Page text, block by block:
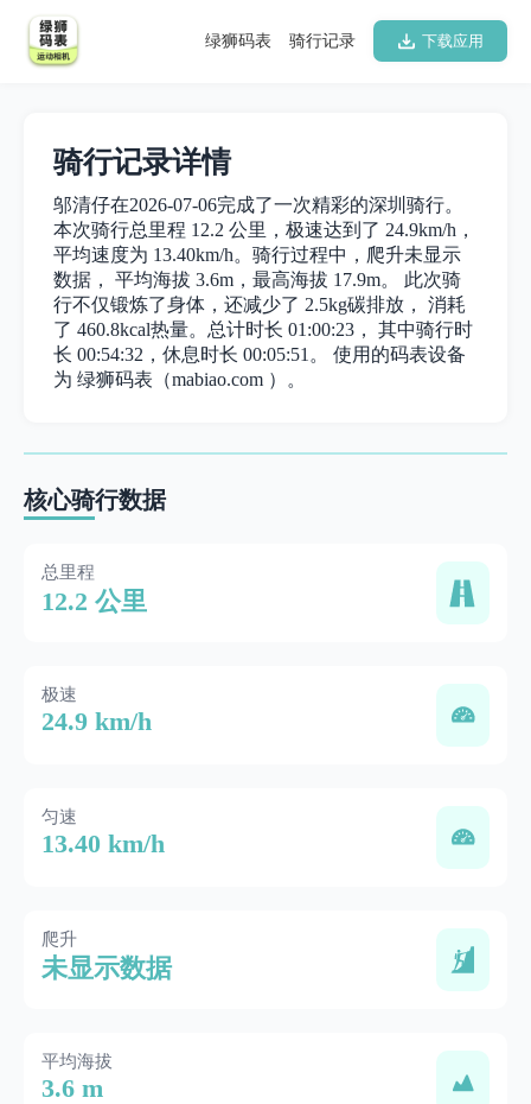
下载应用
骑行记录
绿狮码表
骑行记录详情
邬清仔在2026-07-06完成了一次精彩的深圳骑行。
本次骑行总里程 12.2 公里，极速达到了 24.9km/h，
平均速度为 13.40km/h。骑行过程中，爬升未显示
数据， 平均海拔 3.6m，最高海拔 17.9m。 此次骑
行不仅锻炼了身体，还减少了 2.5kg碳排放， 消耗
了 460.8kcal热量。总计时长 01:00:23， 其中骑行时
长 00:54:32，休息时长 00:05:51。 使用的码表设备
为 绿狮码表（mabiao.com ）。
核心骑行数据
总里程
12.2 公里
极速
24.9 km/h
匀速
13.40 km/h
爬升
未显示数据
平均海拔
3.6 m